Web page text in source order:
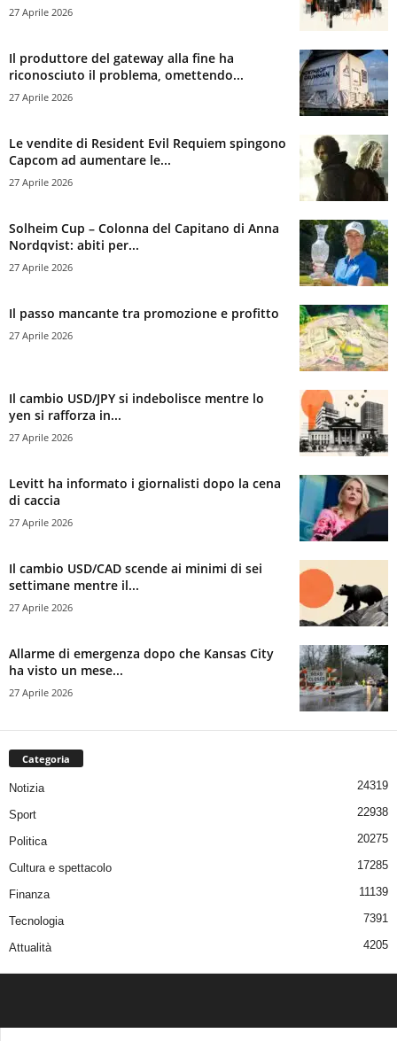
27 Aprile 2026
Il produttore del gateway alla fine ha
riconosciuto il problema, omettendo...
27 Aprile 2026
Le vendite di Resident Evil Requiem spingono
Capcom ad aumentare le...
27 Aprile 2026
Solheim Cup – Colonna del Capitano di Anna
Nordqvist: abiti per...
27 Aprile 2026
Il passo mancante tra promozione e profitto
27 Aprile 2026
Il cambio USD/JPY si indebolisce mentre lo
yen si rafforza in...
27 Aprile 2026
Levitt ha informato i giornalisti dopo la cena
di caccia
27 Aprile 2026
Il cambio USD/CAD scende ai minimi di sei
settimane mentre il...
27 Aprile 2026
Allarme di emergenza dopo che Kansas City
ha visto un mese...
27 Aprile 2026
Categoria
Notizia 24319
Sport 22938
Politica 20275
Cultura e spettacolo 17285
Finanza 11139
Tecnologia 7391
Attualità 4205